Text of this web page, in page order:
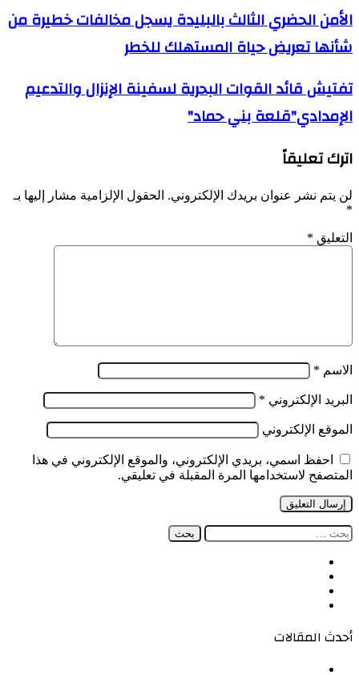
الأمن
الحضري
الثالث
مخالفات
من
تعريض
حياة
للخطر
الأمن الحضري الثالث بالبليدة يسجل مخالفات خطيرة من
شأنها تعريض حياة المستهلك للخطر
تفتيش
قائد
القوات
البحرية
الإنزال
الإمدادي"قلعة
بني
تفتيش قائد القوات البحرية لسفينة الإنزال والتدعيم
الإمدادي"قلعة بني حماد"
اترك تعليقاً
لن يتم نشر عنوان بريدك الإلكتروني. الحقول الإلزامية مشار إليها بـ
*
التعليق *
الاسم *
البريد الإلكتروني *
الموقع الإلكتروني
احفظ اسمي، بريدي الإلكتروني، والموقع الإلكتروني في هذا
المتصفح لاستخدامها المرة المقبلة في تعليقي.
البحث
أحدث المقالات